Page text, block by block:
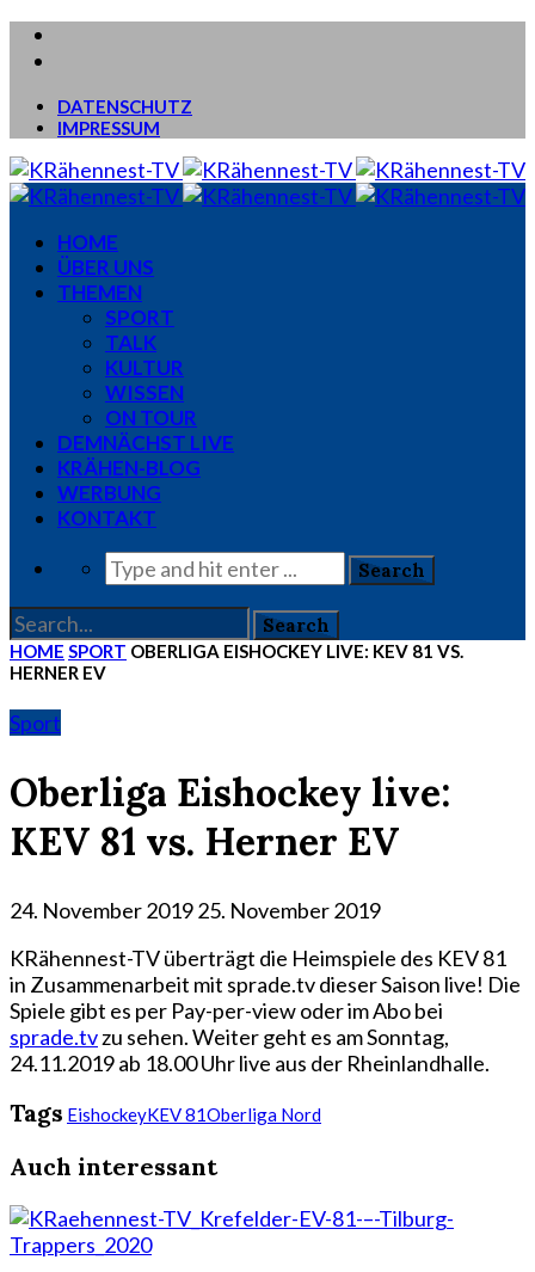
DATENSCHUTZ
IMPRESSUM
HOME
ÜBER UNS
THEMEN
SPORT
TALK
KULTUR
WISSEN
ON TOUR
DEMNÄCHST LIVE
KRÄHEN-BLOG
WERBUNG
KONTAKT
HOME SPORT OBERLIGA EISHOCKEY LIVE: KEV 81 VS.
HERNER EV
Sport
Oberliga Eishockey live:
KEV 81 vs. Herner EV
24. November 201925. November 2019
KRähennest-TV überträgt die Heimspiele des KEV 81
in Zusammenarbeit mit sprade.tv dieser Saison live! Die
Spiele gibt es per Pay-per-view oder im Abo bei
sprade.tvzu sehen. Weiter geht es am Sonntag,
24.11.2019 ab 18.00 Uhr live aus der Rheinlandhalle.
Tags EishockeyKEV 81Oberliga Nord
Auch interessant